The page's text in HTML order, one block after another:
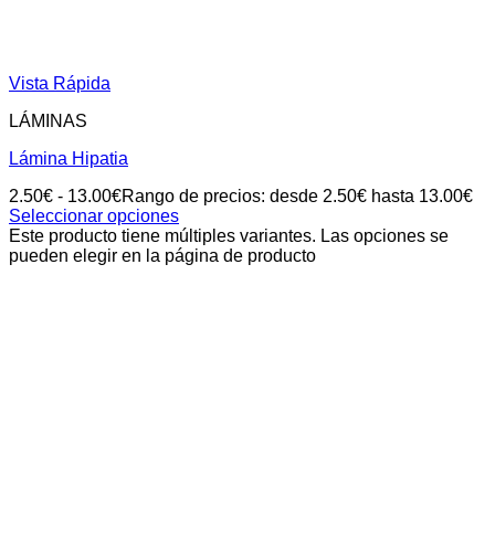
Vista Rápida
LÁMINAS
Lámina Hipatia
2.50€ - 13.00€Rango de precios: desde 2.50€ hasta 13.00€
Seleccionar opciones
Este producto tiene múltiples variantes. Las opciones se
pueden elegir en la página de producto